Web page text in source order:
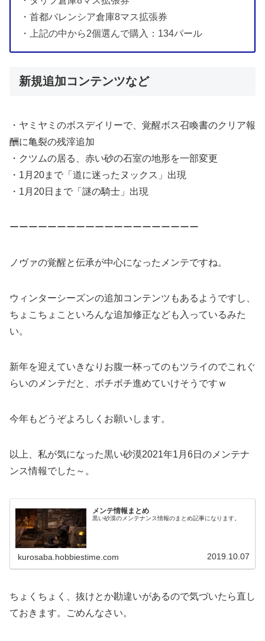
・首都バレンシア倉庫8マス拡張券
・上記の中から2個選んで購入：134パール
新規追加コンテンツなど
・ヤミヤミのボスデイリーで、覚醒ボス召喚書のクリア報
酬に亀裂の残滓追加
・クツムの居る、赤い砂の石室の地形を一部変更
・1月20まで「道に迷ったヌックス」出現
・1月20日まで「謎の騎士」出現
ーーーーーーーーーーーーーーーーーーーー
ノヴァの覚醒と伝承が中心になったメンテですね。
ウィンターシーズンの追加コンテンツもあるようですし、
ちょこちょこといろんな追加修正なども入っているみた
い。
新年を迎えていきなりお腹一杯ってのもツライのでこれぐ
らいのメンテだと、ボチボチ進めていけそうですｗ
今年もどうぞよろしくお願いします。
以上、私が気になった黒い砂漠2021年1月6日のメンテナ
ンス情報でした～。
メンテ情報まとめ
黒い砂漠のメンテナンス情報のまとめ記事になります。
kurosaba.hobbiestime.com 2019.10.07
ちょくちょく、抜けとか勘違いがあるので気づいたら直し
ておきます。ごめんなさい。